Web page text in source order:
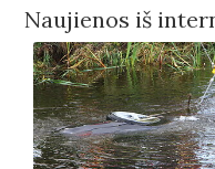
Naujienos iš